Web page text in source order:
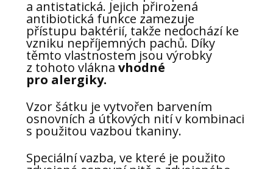
a antistatická. Jejich přirozená
antibiotická funkce zamezuje
přístupu baktérií, takže nedochází ke
vzniku nepříjemných pachů. Díky
těmto vlastnostem jsou výrobky
z tohoto vlákna vhodné
pro alergiky.
Vzor šátku je vytvořen barvením
osnovních a útkových nití v kombinaci
s použitou vazbou tkaniny.
Speciální vazba, ve které je použito